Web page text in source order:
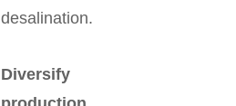
desalination.
Diversify